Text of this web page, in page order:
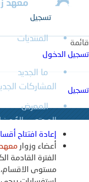
المنتديات
المشاركات
ما الجديد
المحتوى المُميز
الوسائط الجديدة
المعرض
جديد الوسائط
المنتجات
تسجيل
تسجيل
قائمة
تسجيل الدخول
تسجيل
إعادة افتتاح
أعضاء وزوار معهد
الفترة القادمة
مستوى الاقسام،